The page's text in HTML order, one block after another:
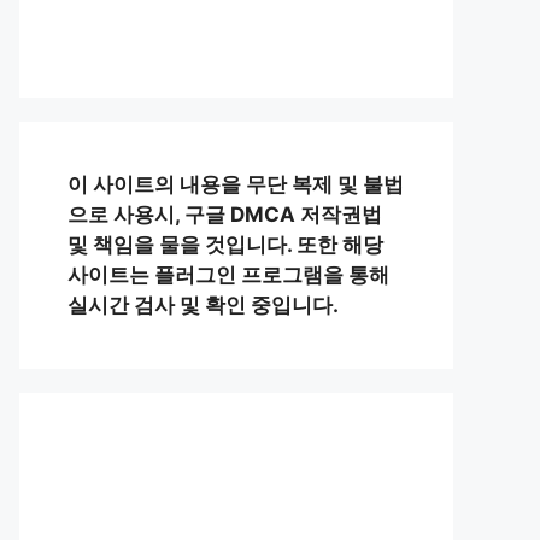
이 사이트의 내용을 무단 복제 및 불법
으로 사용시, 구글 DMCA 저작권법
및 책임을 물을 것입니다. 또한 해당
사이트는 플러그인 프로그램을 통해
실시간 검사 및 확인 중입니다.